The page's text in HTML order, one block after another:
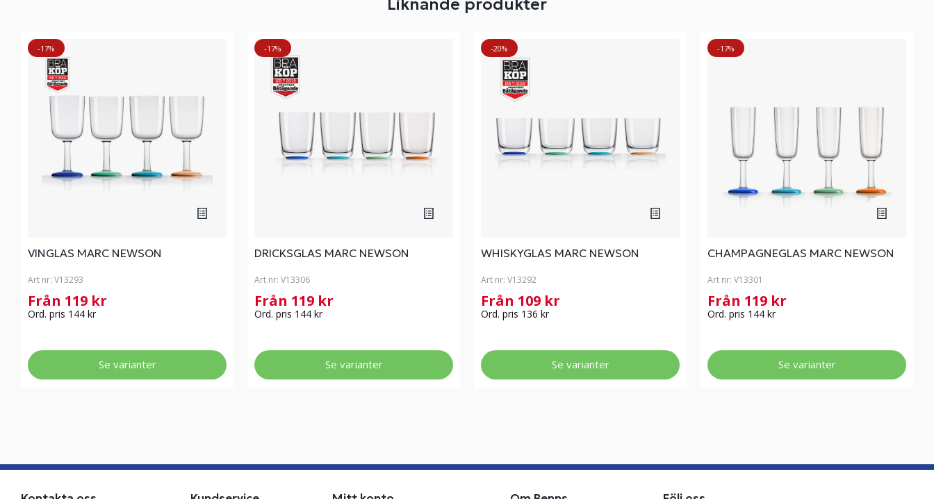
Liknande produkter
-17%
VINGLAS MARC NEWSON
Art nr: V13293
Från 119 kr
Ord. pris 144 kr
Se varianter
-17%
DRICKSGLAS MARC NEWSON
Art nr: V13306
Från 119 kr
Ord. pris 144 kr
Se varianter
-20%
WHISKYGLAS MARC NEWSON
Art nr: V13292
Från 109 kr
Ord. pris 136 kr
Se varianter
-17%
CHAMPAGNEGLAS MARC NEWSON
Art nr: V13301
Från 119 kr
Ord. pris 144 kr
Se varianter